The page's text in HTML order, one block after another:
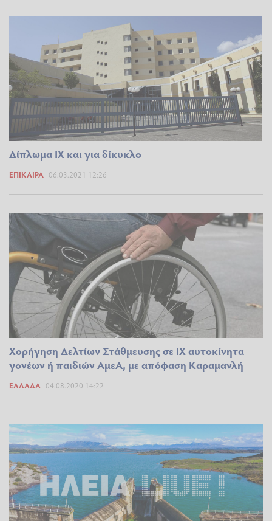
Δίπλωμα ΙΧ και για δίκυκλο
ΕΠΊΚΑΙΡΑ 06.03.2021 12:26
Χορήγηση Δελτίων Στάθμευσης σε ΙΧ αυτοκίνητα
γονέων ή παιδιών ΑμεΑ, με απόφαση Καραμανλή
ΕΛΛΆΔΑ 04.08.2020 14:22